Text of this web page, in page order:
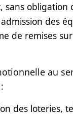
obligation
des
de remises
au
des loteries,